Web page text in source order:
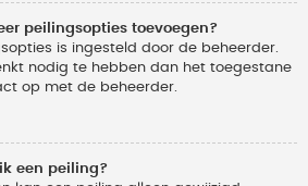
peilingsopties toevoegen?
is ingesteld door de beheerder.
nodig te hebben dan het toegestane
op met de beheerder.
een peiling?